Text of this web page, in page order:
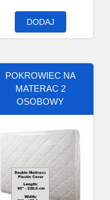
DODAJ
POKROWIEC NA
MATERAC 2
OSOBOWY